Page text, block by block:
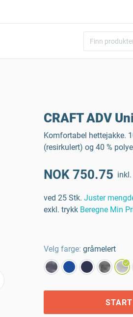
CRAFT ADV
Komfortabel hettejakke.
(resirkulert) og 40 %
NOK 750.75
ved 25 Stk. Juster
exkl. trykk Beregne Min
Velg farge: gråmelert